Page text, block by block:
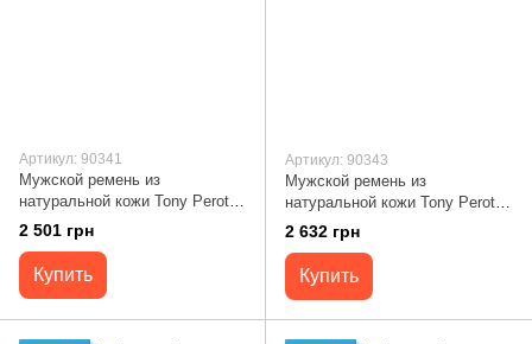
Артикул: 90341
Мужской ремень из
натуральной кожи Tony Perotti
2860 nero (90341) Черный
2 501 грн
Купить
Артикул: 90343
Мужской ремень из
натуральной кожи Tony Perotti
Cinture 0106 nero (90343)
2 632 грн
Купить